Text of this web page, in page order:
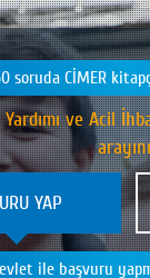
soruda CİMER
Yardımı ve Acil
YAP
ile başvuru